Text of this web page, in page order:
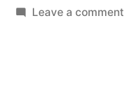
Leave a commenton